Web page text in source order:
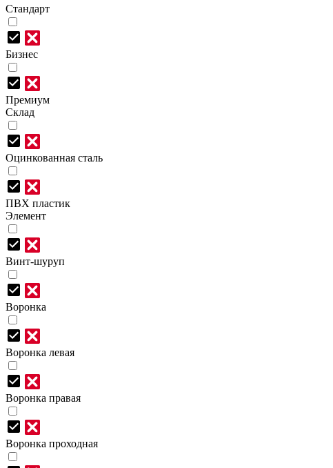
Стандарт
Бизнес
Премиум
Склад
Оцинкованная сталь
ПВХ пластик
Элемент
Винт-шуруп
Воронка
Воронка левая
Воронка правая
Воронка проходная